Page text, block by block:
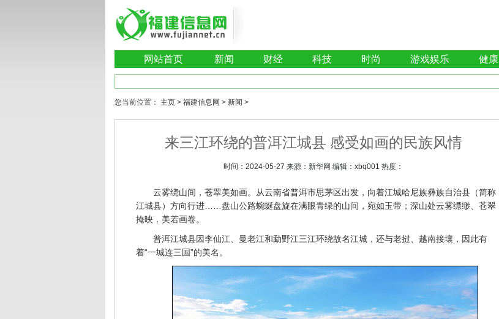
网站首页 新闻 财经 科技 时尚 游戏娱乐 健康
您当前位置： 主页 > 福建信息网 > 新闻 >
来三江环绕的普洱江城县 感受如画的民族风情
时间： 2024-05-27 来源： 新华网 编辑： xbq001 热度：
云雾绕山间，苍翠美如画。从云南省普洱市思茅区出发，向着江城哈尼族彝族自治县（简称
江城县）方向行进……盘山公路蜿蜒盘旋在满眼青绿的山间，宛如玉带；深山处云雾缥缈、苍翠
掩映，美若画卷。
普洱江城县因李仙江、曼老江和勐野江三江环绕故名江城，还与老挝、越南接壤，因此有
着“一城连三国”的美名。